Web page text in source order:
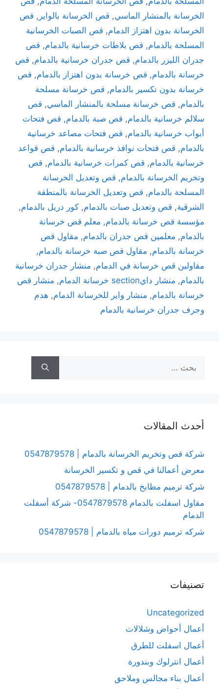
الخرسانة بالمنشار الماسي, قص الخرسانة بالواير , قص
الخرسانة بدون اهتزاز الدمام, قص الصبات الخرسانية
المسلحة بالدمام, قص بلاطات خرسانية بالدمام, قص
جدران الليزر بالدمام, قص جدران خرسانية بالدمام, قص
خرسانة بالدمام, قص خرسانة بدون اهتزاز بالدمام, قص
خرسانة بدون تكسير بالدمام, قص خرسانة مسلحة
بالدمام, قص خرسانة مسلحة بالمنشار الماسي, قص
سلالم خرسانية بالدمام, قص صبة بالدمام, قص فتحات
أبواب خرسانية بالدمام, قص فتحات مصاعد خرسانية
بالدمام, قص فتحات نوافذ خرسانية بالدمام, قص قواعد
خرسانية بالدمام, قص كمرات خرسانية بالدمام, قص
وتخريم الخرسانة بالدمام, قص وتعديل الخرسانة
المسلحة بالدمام, قص وتعديل الخرسانة بالمنطقة
الشرقية, قص وتعديل صبات بالدمام, كور دريل بالدمام,
مؤسسة قص خرسانة بالدمام, معلم قص خرسانة
بالدمام, معلمين قص جدران بالدمام, مقاول قص
خرسانة بالدمام, مقاول قص صبة خرسانة بالدمام,
مقاولين قص خرسانة في الدمام, منشار جدران خرسانية
بالدمام, منشار دايsection خرسانة الدمام , منشار قص
خرسانة بالدمام, منشار واير للخرسانة الدمام, هدم
وجرف جدران خرسانية بالدمام
أحدث المقالات
شركة قص وتخريم الخرسانة بالدمام | 0547879578
معرض أعمالنا في قص و تكسير الخرسانة
شركة ترميم مطابخ بالدمام | 0547879578
مقاول اسفلت بالدمام 0547879578- شركة أسفلت
الدمام
شركه ترميم دورات مياه بالدمام | 0547879578
تصنيفات
Uncategorized
أعمال أحواض وشلالات
أعمال اسفلت للطرق
أعمال انترلوك وبندورة
أعمال بناء مجالس وملاحق